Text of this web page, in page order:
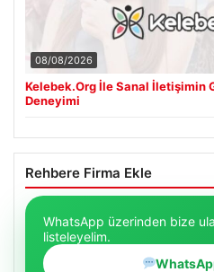
08/08/2026
Kelebek.Org İle Sanal İletişimin
Deneyimi
Rehbere Firma Ekle
WhatsApp üzerinden bize
listeleyelim.